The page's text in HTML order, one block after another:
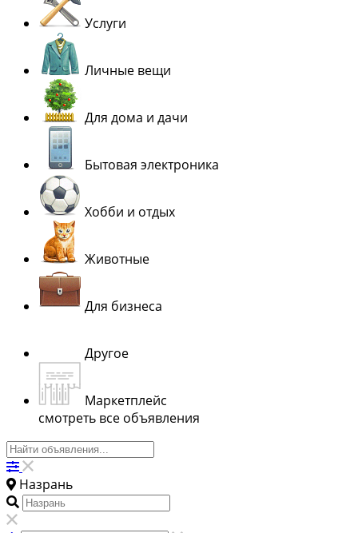
Услуги
Личные вещи
Для дома и дачи
Бытовая электроника
Хобби и отдых
Животные
Для бизнеса
Другое
Маркетплейс
смотреть все объявления
Назрань